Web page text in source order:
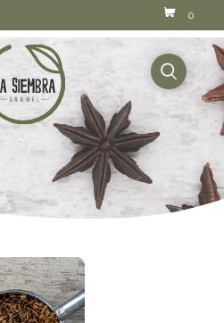
0
buscador